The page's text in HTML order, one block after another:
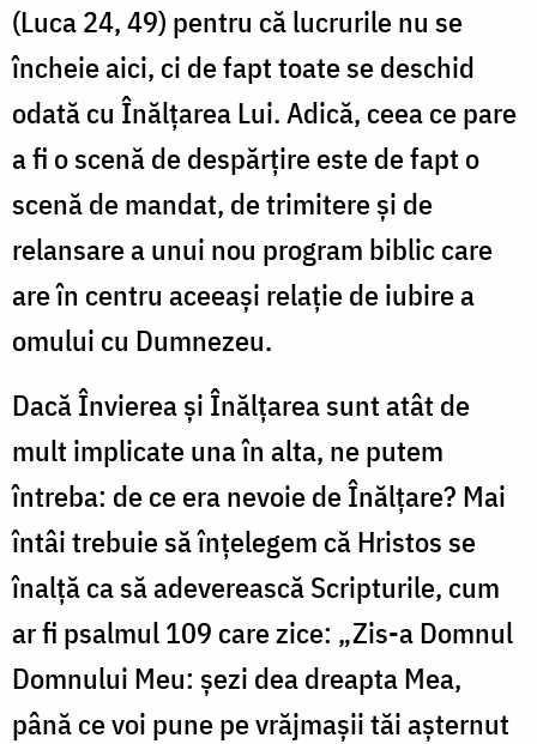
(Luca 24, 49) pentru că lucrurile nu se
încheie aici, ci de fapt toate se deschid
odată cu Înălțarea Lui. Adică, ceea ce pare
a fi o scenă de despărțire este de fapt o
scenă de mandat, de trimitere și de
relansare a unui nou program biblic care
are în centru aceeași relație de iubire a
omului cu Dumnezeu.
Dacă Învierea și Înălțarea sunt atât de
mult implicate una în alta, ne putem
întreba: de ce era nevoie de Înălțare? Mai
întâi trebuie să înțelegem că Hristos se
înalță ca să adeverească Scripturile, cum
ar fi psalmul 109 care zice: „Zis-a Domnul
Domnului Meu: șezi dea dreapta Mea,
până ce voi pune pe vrăjmașii tăi așternut